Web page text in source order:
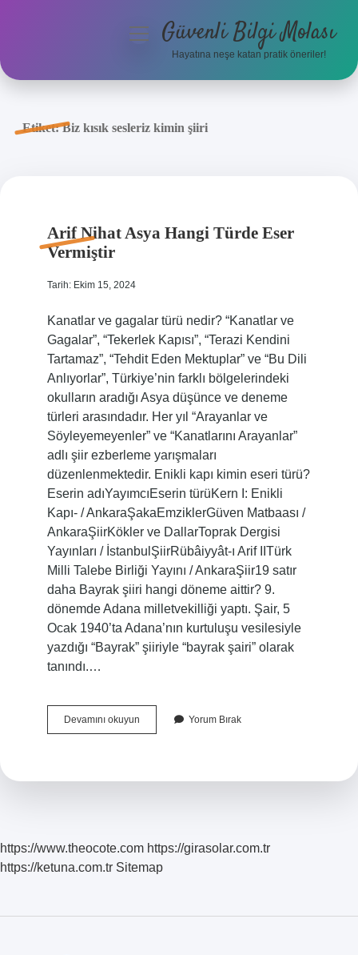
Anasayfa
menüyüGüvenli Bilgi Molası
Hayatına neşe katan pratik öneriler!
Etiket:Biz kısık sesleriz kimin şiiri
Arif Nihat Asya Hangi Türde Eser
Vermiştir
Tarih: Ekim 15, 2024
Kanatlar ve gagalar türü nedir? “Kanatlar ve
Gagalar”, “Tekerlek Kapısı”, “Terazi Kendini
Tartamaz”, “Tehdit Eden Mektuplar” ve “Bu Dili
Anlıyorlar”, Türkiye’nin farklı bölgelerindeki
okulların aradığı Asya düşünce ve deneme
türleri arasındadır. Her yıl “Arayanlar ve
Söyleyemeyenler” ve “Kanatlarını Arayanlar”
adlı şiir ezberleme yarışmaları
düzenlenmektedir. Enikli kapı kimin eseri türü?
Eserin adıYayımcıEserin türüKern I: Enikli
Kapı- / AnkaraŞakaEmziklerGüven Matbaası /
AnkaraŞiirKökler ve DallarToprak Dergisi
Yayınları / İstanbulŞiirRübâiyyât-ı Arif IITürk
Milli Talebe Birliği Yayını / AnkaraŞiir19 satır
daha Bayrak şiiri hangi döneme aittir? 9.
dönemde Adana milletvekilliği yaptı. Şair, 5
Ocak 1940’ta Adana’nın kurtuluşu vesilesiyle
yazdığı “Bayrak” şiiriyle “bayrak şairi” olarak
tanındı.…
Devamını okuyunArif
Nihat
Yorum Bırak
https://www.theocote.com https://girasolar.com.tr
https://ketuna.com.tr Sitemap